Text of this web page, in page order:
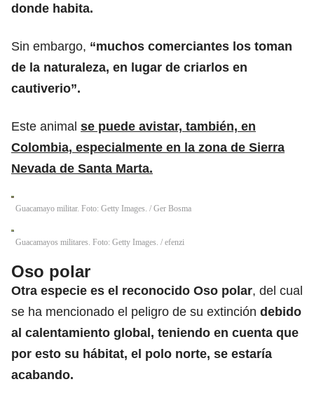
donde habita.
Sin embargo, “muchos comerciantes los toman
de la naturaleza, en lugar de criarlos en
cautiverio”.
Este animal se puede avistar, también, en
Colombia, especialmente en la zona de Sierra
Nevada de Santa Marta.
Guacamayo militar. Foto: Getty Images. / Ger Bosma
Guacamayos militares. Foto: Getty Images. / efenzi
Oso polar
Otra especie es el reconocido Oso polar, del cual
se ha mencionado el peligro de su extinción debido
al calentamiento global, teniendo en cuenta que
por esto su hábitat, el polo norte, se estaría
acabando.